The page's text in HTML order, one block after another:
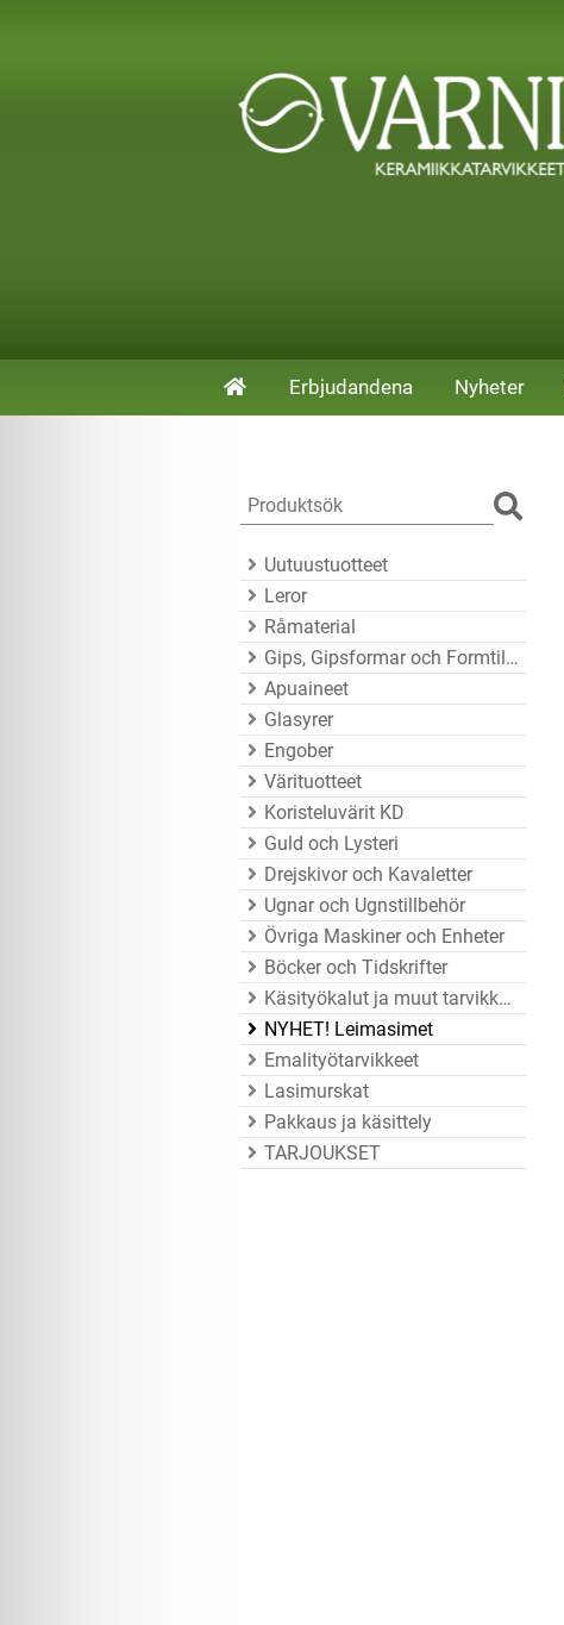
Erbjudandena Nyheter
Uutuustuotteet
Leror
Råmaterial
Gips, Gipsformar och Formtillbehör
Apuaineet
Glasyrer
Engober
Värituotteet
Koristeluvärit KD
Guld och Lysteri
Drejskivor och Kavaletter
Ugnar och Ugnstillbehör
Övriga Maskiner och Enheter
Böcker och Tidskrifter
Käsityökalut ja muut tarvikkeet
NYHET! Leimasimet
Emalityötarvikkeet
Lasimurskat
Pakkaus ja käsittely
TARJOUKSET